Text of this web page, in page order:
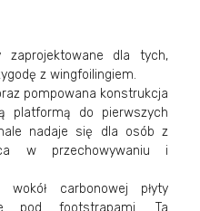
zaprojektowane dla tych,
z wingfoilingiem.
pompowana konstrukcja
platformą do pierwszych
nadaje się dla osób z
w przechowywaniu i
carbonowej płyty
pod footstrapami. Ta